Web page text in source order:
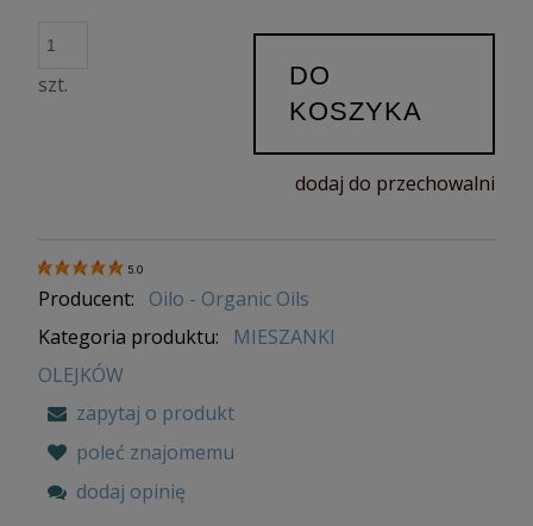
szt.
DO
KOSZYKA
dodaj do przechowalni
5.0
Producent:
Oilo - Organic Oils
Kategoria produktu:
MIESZANKI
OLEJKÓW
zapytaj o produkt
poleć znajomemu
dodaj opinię